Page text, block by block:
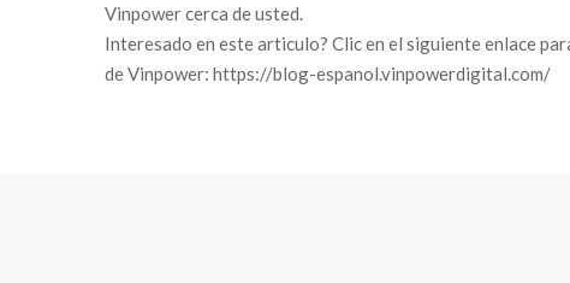
Vinpower cerca de usted.
Interesado en este articulo? Clic en el siguiente enlace
de Vinpower: https://blog-espanol.vinpowerdigital.com/